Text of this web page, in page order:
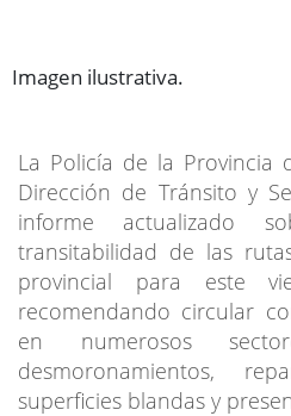
Imagen ilustrativa.
La Policía de la Provincia
Dirección de Tránsito y
informe actualizado
transitabilidad de las
provincial para este
recomendando circular
en numerosos
desmoronamientos,
superficies blandas y